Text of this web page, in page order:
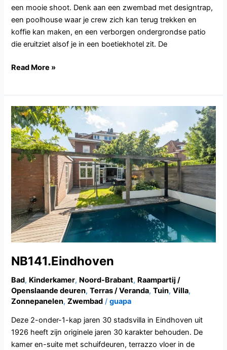
een mooie shoot. Denk aan een zwembad met designtrap,
een poolhouse waar je crew zich kan terug trekken en
koffie kan maken, en een verborgen ondergrondse patio
die eruitziet alsof je in een boetiekhotel zit. De
Read More »
NB141.Eindhoven
Bad, Kinderkamer, Noord-Brabant, Raampartij /
Openslaande deuren,Terras / Veranda,Tuin,Villa,
Zonnepanelen,Zwembad /guapa
Deze 2-onder-1-kap jaren 30 stadsvilla in Eindhoven uit
1926 heeft zijn originele jaren 30 karakter behouden. De
kamer en-suite met schuifdeuren, terrazzo vloer in de
NB141.Eindhoven